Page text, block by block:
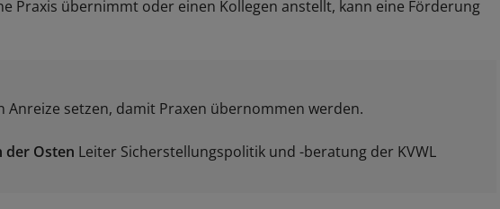
Praxis übernimmt oder einen Kollegen anstellt, kann eine Förderung
Anreize setzen, damit Praxen übernommen werden.
der Osten Leiter Sicherstellungspolitik und -beratung der KVWL